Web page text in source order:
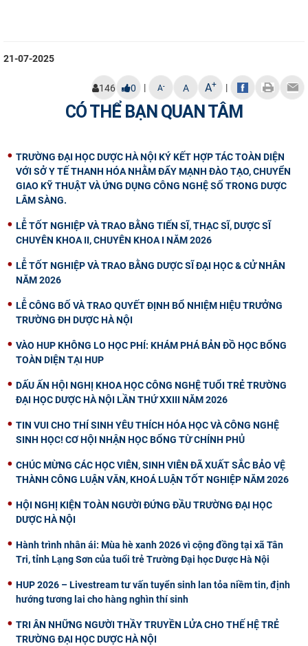
21-07-2025
146 0 | A- A A+ |
CÓ THỂ BẠN QUAN TÂM
TRƯỜNG ĐẠI HỌC DƯỢC HÀ NỘI KÝ KẾT HỢP TÁC TOÀN DIỆN
VỚI SỞ Y TẾ THANH HÓA NHẰM ĐẨY MẠNH ĐÀO TẠO, CHUYỂN
GIAO KỸ THUẬT VÀ ỨNG DỤNG CÔNG NGHỆ SỐ TRONG DƯỢC
LÂM SÀNG.
LỄ TỐT NGHIỆP VÀ TRAO BẰNG TIẾN SĨ, THẠC SĨ, DƯỢC SĨ
CHUYÊN KHOA II, CHUYÊN KHOA I NĂM 2026
LỄ TỐT NGHIỆP VÀ TRAO BẰNG DƯỢC SĨ ĐẠI HỌC & CỬ NHÂN
NĂM 2026
LỄ CÔNG BỐ VÀ TRAO QUYẾT ĐỊNH BỔ NHIỆM HIỆU TRƯỞNG
TRƯỜNG ĐH DƯỢC HÀ NỘI
VÀO HUP KHÔNG LO HỌC PHÍ: KHÁM PHÁ BẢN ĐỒ HỌC BỔNG
TOÀN DIỆN TẠI HUP
DẤU ẤN HỘI NGHỊ KHOA HỌC CÔNG NGHỆ TUỔI TRẺ TRƯỜNG
ĐẠI HỌC DƯỢC HÀ NỘI LẦN THỨ XXIII NĂM 2026
TIN VUI CHO THÍ SINH YÊU THÍCH HÓA HỌC VÀ CÔNG NGHỆ
SINH HỌC! CƠ HỘI NHẬN HỌC BỔNG TỪ CHÍNH PHỦ
CHÚC MỪNG CÁC HỌC VIÊN, SINH VIÊN ĐÃ XUẤT SẮC BẢO VỆ
THÀNH CÔNG LUẬN VĂN, KHOÁ LUẬN TỐT NGHIỆP NĂM 2026
HỘI NGHỊ KIỆN TOÀN NGƯỜI ĐỨNG ĐẦU TRƯỜNG ĐẠI HỌC
DƯỢC HÀ NỘI
Hành trình nhân ái: Mùa hè xanh 2026 vì cộng đồng tại xã Tân
Tri, tỉnh Lạng Sơn của tuổi trẻ Trường Đại học Dược Hà Nội
HUP 2026 – Livestream tư vấn tuyển sinh lan tỏa niềm tin, định
hướng tương lai cho hàng nghìn thí sinh
TRI ÂN NHỮNG NGƯỜI THẦY TRUYỀN LỬA CHO THẾ HỆ TRẺ
TRƯỜNG ĐẠI HỌC DƯỢC HÀ NỘI